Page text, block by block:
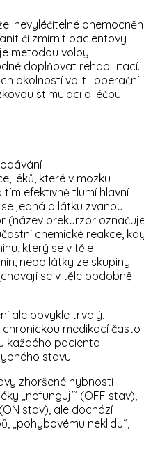
nevyléčitelné
či zmírnit pacientovy
metodou volby
doplňovat rehabiliitací.
okolností volit i operační
stimulaci a léčbu
léků, které v mozku
efektivně tlumí hlavní
jedná o látku zvanou
(název prekurzor
chemické reakce,
který se v těle
nebo látky ze skupiny
se v těle obdobně
ale obvykle trvalý.
medikací často
každého pacienta
stavu.
zhoršené hybnosti
„nefungují“ (OFF stav),
stav), ale dochází
„pohybovému neklidu“,